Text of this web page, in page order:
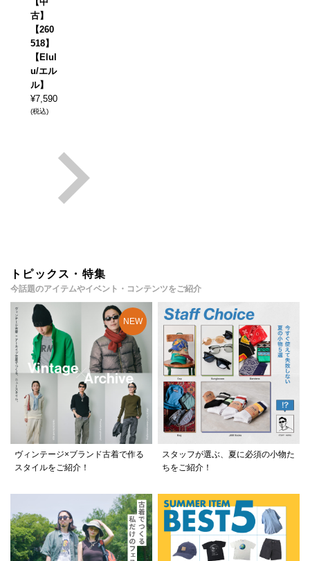
古】
【260
518】
【Elul
u/エル
ル】
¥7,590
(税込)
トピックス・特集
今話題のアイテムやイベント・コンテンツをご紹介
ヴィンテージ×ブランド古着で作る
スタイルをご紹介！
スタッフが選ぶ、夏に必須の小物た
ちをご紹介！